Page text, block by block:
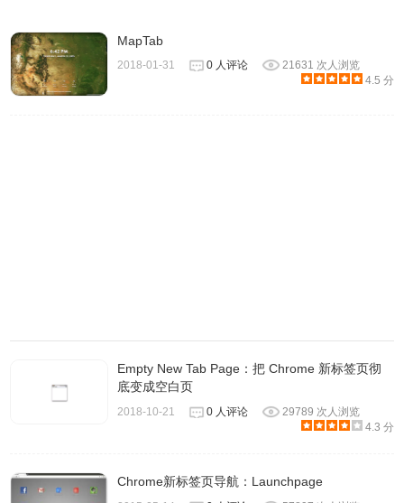
MapTab
2018-01-31 0 人评论
21631 次人浏览
4.5 分
Empty New Tab Page：把 Chrome 新标签页彻
底变成空白页
2018-10-21 0 人评论
29789 次人浏览
4.3 分
Chrome新标签页导航：Launchpage